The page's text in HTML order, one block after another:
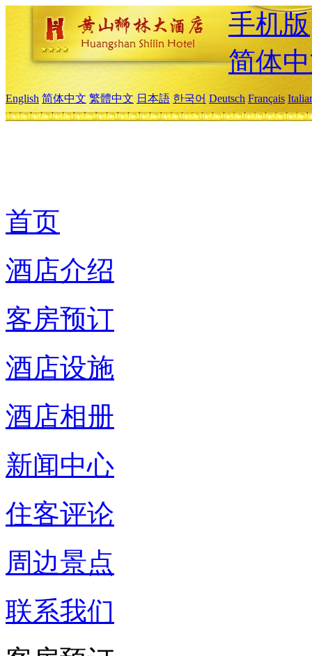
手机版
简体
English 简体中文 繁體中文 日本語 한국어 Deutsch Français
首页
酒店介绍
客房预订
酒店设施
酒店相册
新闻中心
住客评论
周边景点
联系我们